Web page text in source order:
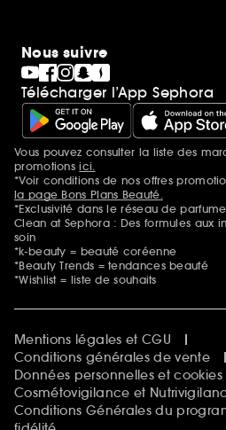
Nous suivre
Télécharger l’App Sephora
Mentions additionnelles
Vous pouvez consulter la liste des
promotionsici.
*Voir conditions de nos offres
la page Bons Plans Beauté.
*Exclusivité dans le réseau de
Clean at Sephora : Des formules aux
soin
*k-beauty = beauté coréenne
*Beauty Trends = tendances beauté
*Wishlist = liste de souhaits
Mentions légales et CGU
Conditions générales de vente
Données personnelles et cookies
Cosmétovigilance et
Conditions Générales du